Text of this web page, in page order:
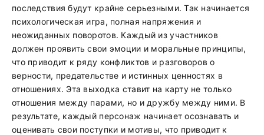
последствия будут крайне серьезными. Так начинается
психологическая игра, полная напряжения и
неожиданных поворотов. Каждый из участников
должен проявить свои эмоции и моральные принципы,
что приводит к ряду конфликтов и разговоров о
верности, предательстве и истинных ценностях в
отношениях. Эта выходка ставит на карту не только
отношения между парами, но и дружбу между ними. В
результате, каждый персонаж начинает осознавать и
оценивать свои поступки и мотивы, что приводит к